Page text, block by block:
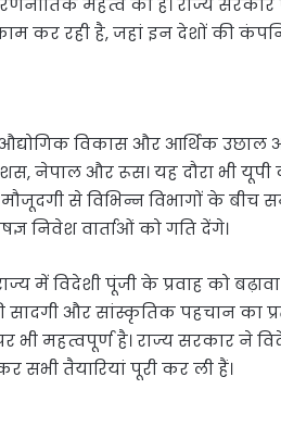
महत्व का है। राज्य
काम कर रही है, जहां इन देशों की
विकास और आर्थिक उछाल
नेपाल और रूस। यह दौरा भी
से विभिन्न विभागों के बीच
निवेश वार्ताओं को गति देंगे।
में विदेशी पूंजी के प्रवाह को
सादगी और सांस्कृतिक पहचान का
महत्वपूर्ण है। राज्य सरकार ने
सभी तैयारियां पूरी कर ली हैं।